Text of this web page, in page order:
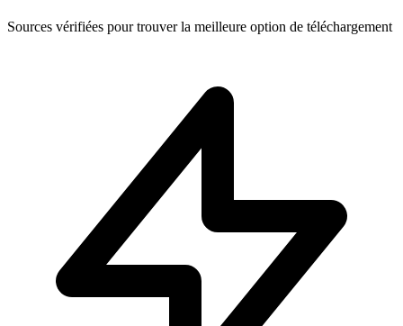
Sources vérifiées pour trouver la meilleure option de téléchargement